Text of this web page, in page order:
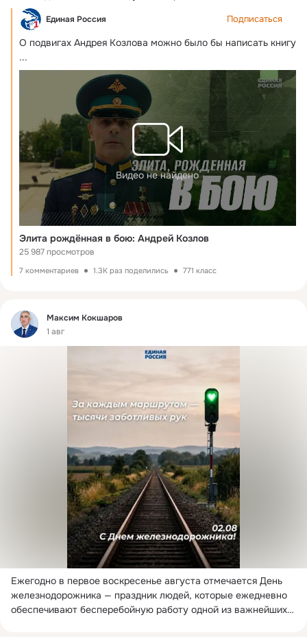
Единая Россия Подписаться
О подвигах Андрея Козлова можно было бы написать книгу
...
Видео не найдено
Элита рождённая в бою: Андрей Козлов
25 987 просмотров
7 комментариев 1.3K раз поделились 771 класс
Фид
Максим Кокшаров
1 авг
Ежегодно в первое воскресенье августа отмечается День
железнодорожника — праздник людей, которые ежедневно
обеспечивают бесперебойную работу одной из важнейших